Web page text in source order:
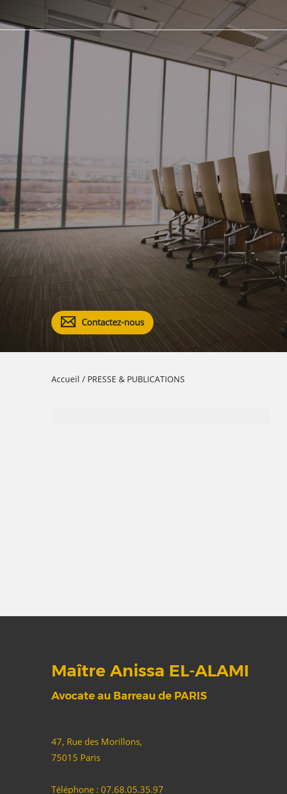
Contactez-nous
Accueil / PRESSE & PUBLICATIONS
Maître Anissa EL-ALAMI
Avocate au Barreau de PARIS
47, Rue des Morillons,
75015 Paris
Téléphone : 07.68.05.35.97